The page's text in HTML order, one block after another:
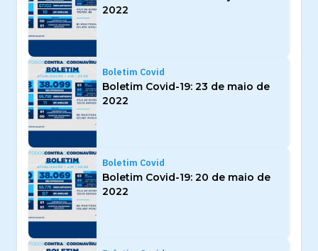
2022
Boletim Covid
Boletim Covid-19: 23 de maio de
2022
Boletim Covid
Boletim Covid-19: 20 de maio de
2022